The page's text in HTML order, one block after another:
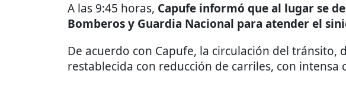
A las 9:45 horas, Capufe informó que al lugar se
Bomberos y Guardia Nacional para atender el
De acuerdo con Capufe, la circulación del tránsito,
restablecida con reducción de carriles, con intensa